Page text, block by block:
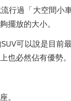
行過「大空間
擺放的大小。
可以說是目
也必然佔有優勢。
。